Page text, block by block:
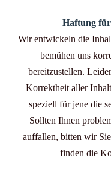
Haftung für
Wir entwickeln die
bemühen uns
bereitzustellen.
Korrektheit aller
speziell für jene die
Sollten Ihnen
auffallen, bitten wir
finden die